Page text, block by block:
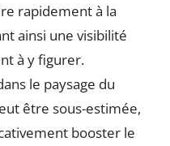
rapidement à la
ainsi une visibilité
à y figurer.
le paysage du
être sous-estimée,
booster le